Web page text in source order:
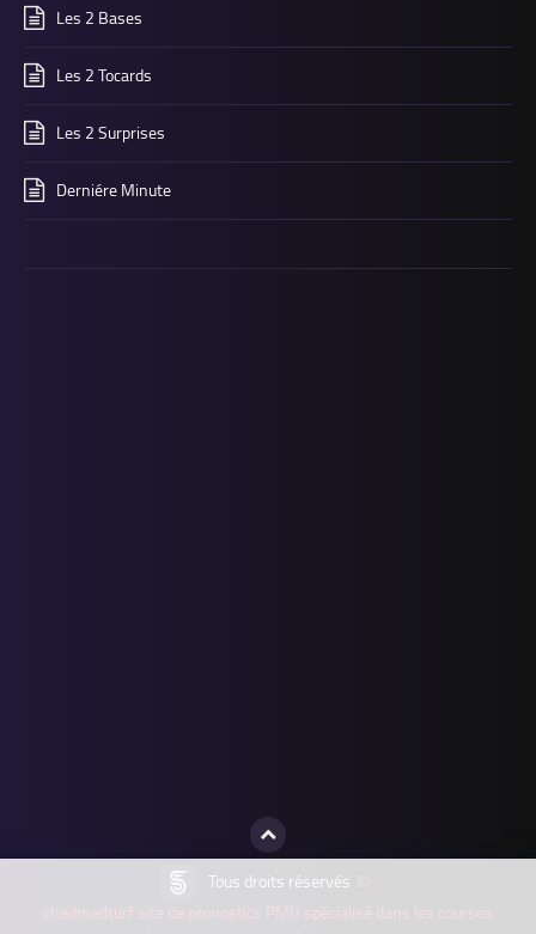
Les 2 Bases
Les 2 Tocards
Les 2 Surprises
Derniére Minute
Tous droits réservés ©
chedmedturf site de pronostics PMU spécialisé dans les courses